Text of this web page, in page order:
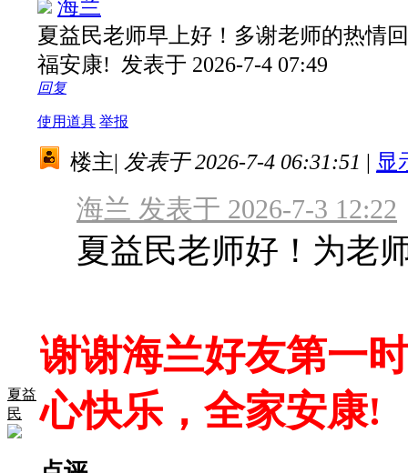
海兰
夏益民老师早上好！多谢老师的热情
福安康! 发表于 2026-7-4 07:49
回复
使用道具 举报
夏益
民
楼主| 发表于 2026-7-4 06:31:51 | 显
海兰 发表于 2026-7-3 12:22
夏益民老师好！为老
谢谢海兰好友第一
心快乐，全家安康!